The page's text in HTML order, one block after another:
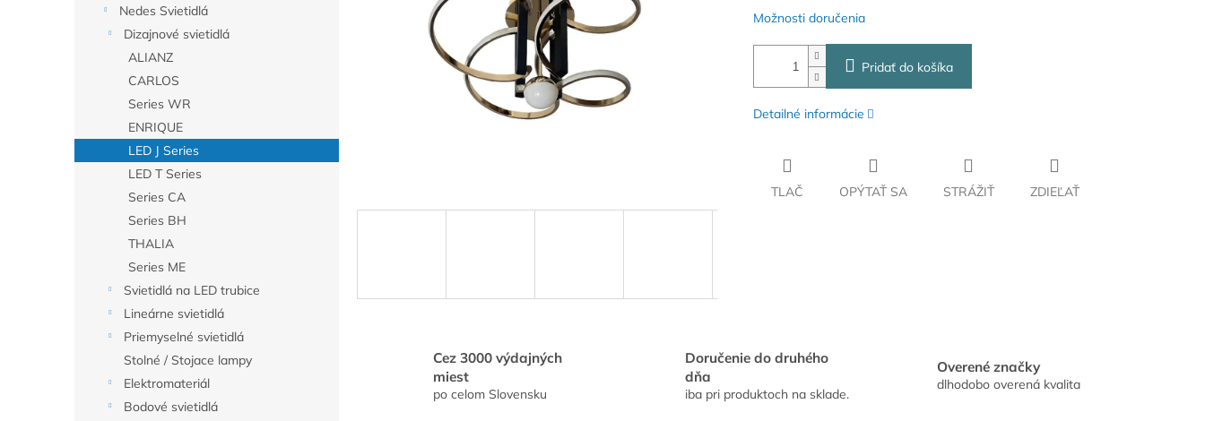
Nedes Svietidlá
Dizajnové svietidlá
ALIANZ
CARLOS
Series WR
ENRIQUE
LED J Series
LED T Series
Series CA
Series BH
THALIA
Series ME
Svietidlá na LED trubice
Lineárne svietidlá
Priemyselné svietidlá
Stolné / Stojace lampy
Elektromateriál
Bodové svietidlá
Možnosti doručenia
Pridať do košíka
Detailné informácie
TLAČ OPÝTAŤ SA STRÁŽIŤ ZDIEĽAŤ
Cez 3000 výdajných
miest
po celom Slovensku
Doručenie do druhého
dňa
iba pri produktoch na sklade.
Overené značky
dlhodobo overená kvalita